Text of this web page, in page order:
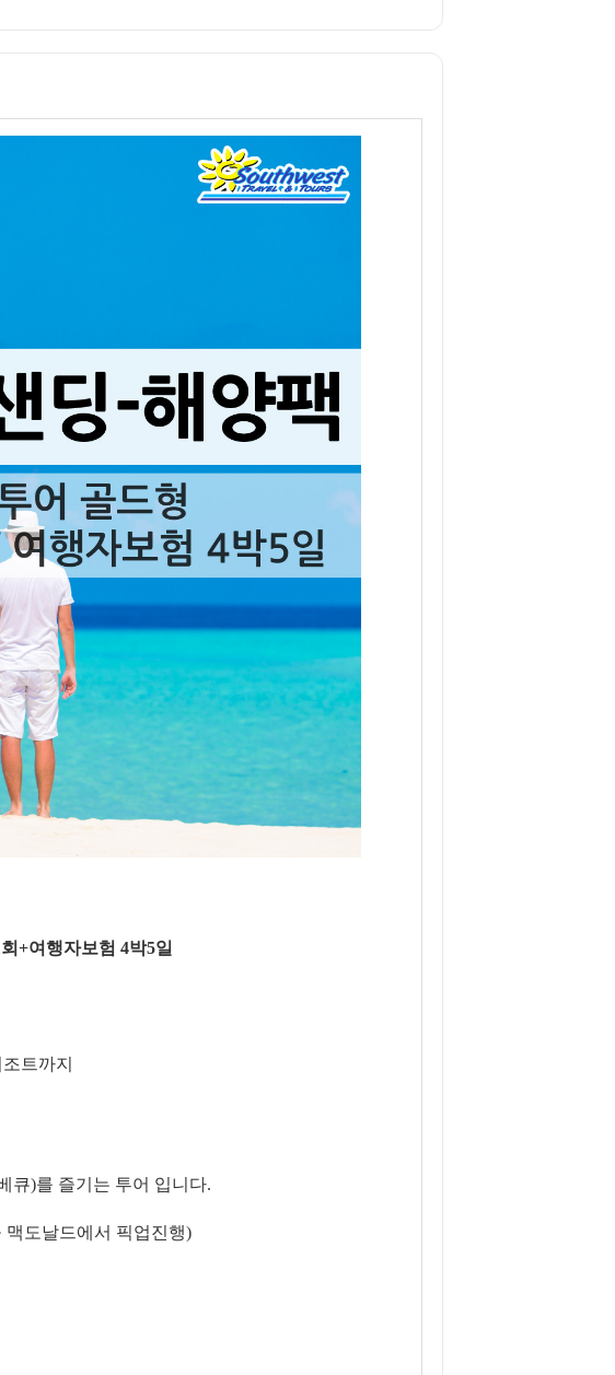
+여행자보험 4박5일
트까지
큐)를 즐기는 투어 입니다.
맥도날드에서 픽업진행)